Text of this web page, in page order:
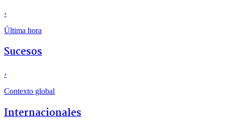
›
Última hora
Sucesos
›
Contexto global
Internacionales